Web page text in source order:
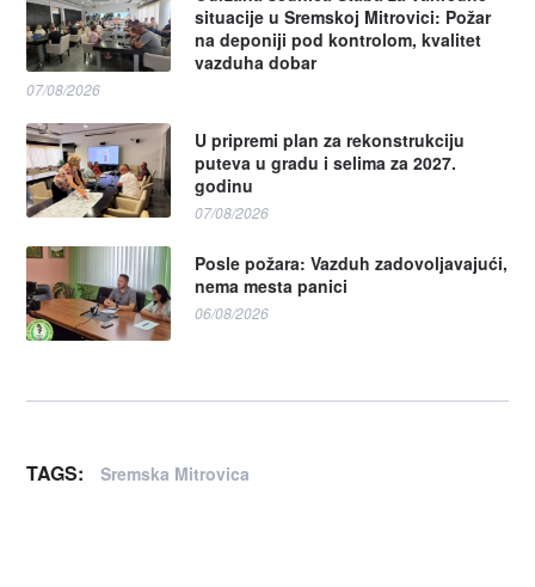
situacije u Sremskoj Mitrovici: Požar
na deponiji pod kontrolom, kvalitet
vazduha dobar
07/08/2026
U pripremi plan za rekonstrukciju
puteva u gradu i selima za 2027.
godinu
07/08/2026
Posle požara: Vazduh zadovoljavajući,
nema mesta panici
06/08/2026
TAGS: Sremska Mitrovica